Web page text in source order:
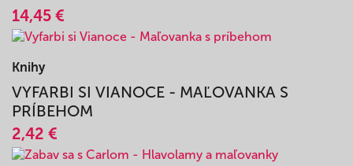
Knihy
NEĽAHKÁ CESTA
14,45 €
Knihy